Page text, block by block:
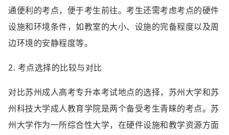
通便利的考点，便于考生前往。考生还需考虑考点的硬件
设施和环境条件，如教室的大小、设施的完备程度以及周
边环境的安静程度等。
2. 考点选择的比较与对比
对比苏州成人高考专升本考试地点的选择，苏州大学和苏
州科技大学成人教育学院是两个备受考生青睐的考点。苏
州大学作为一所综合性大学，在硬件设施和教学资源方面